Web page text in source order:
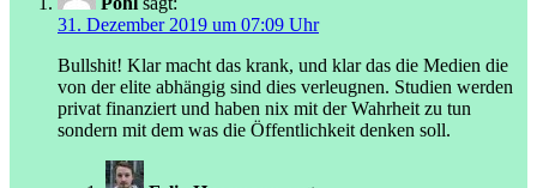
31. Dezember 2019 um 07:09 Uhr
Bullshit! Klar macht das krank, und klar das die Medien die
von der elite abhängig sind dies verleugnen. Studien werden
privat finanziert und haben nix mit der Wahrheit zu tun
sondern mit dem was die Öffentlichkeit denken soll.